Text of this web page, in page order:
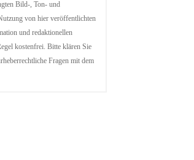
Bild-, Ton- und
von hier veröffentlichten
und redaktionellen
kostenfrei. Bitte klären Sie
Fragen mit dem